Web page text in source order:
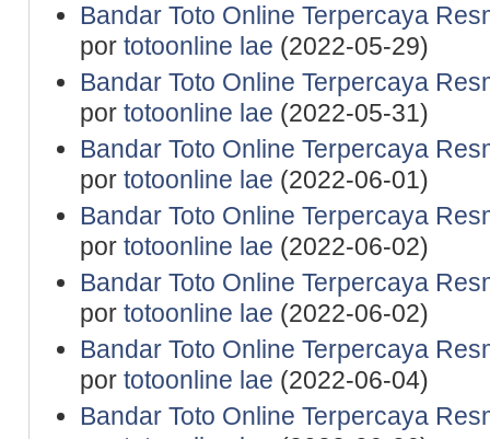
Bandar Toto Online Terpercaya
por totoonline lae (2022-05-29)
Bandar Toto Online Terpercaya
por totoonline lae (2022-05-31)
Bandar Toto Online Terpercaya
por totoonline lae (2022-06-01)
Bandar Toto Online Terpercaya
por totoonline lae (2022-06-02)
Bandar Toto Online Terpercaya
por totoonline lae (2022-06-02)
Bandar Toto Online Terpercaya
por totoonline lae (2022-06-04)
Bandar Toto Online Terpercaya